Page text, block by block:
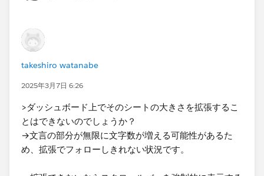
takeshiro watanabe
2025年3月7日 6:26
>ダッシュボード上でそのシートの大きさを拡張するこ
とはできないのでしょうか？
→文言の部分が無限に文字数が増える可能性があるた
め、拡張でフォローしきれない状況です。